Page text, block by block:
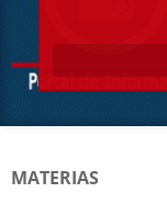
MATERIAS